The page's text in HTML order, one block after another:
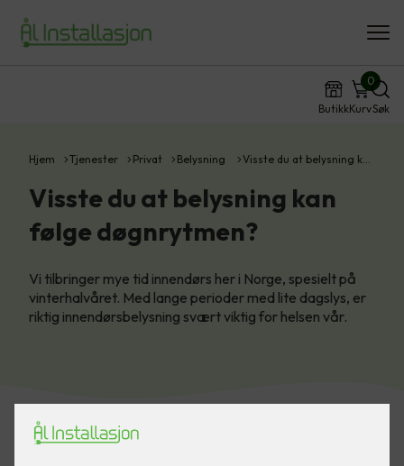
ButikkKurv
0
Søk
Hjem Tjenester Privat Belysning Visste du at belysning k…
Visste du at belysning kan
følge døgnrytmen?
Vi tilbringer mye tid innendørs her i Norge, spesielt på
vinterhalvåret. Med lange perioder med lite dagslys, er
riktig innendørsbelysning svært viktig for helsen vår.